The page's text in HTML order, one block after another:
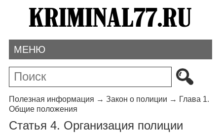
МЕНЮ
Полезная информация → Закон о полиции → Глава 1.
Общие положения
Статья 4. Организация полиции